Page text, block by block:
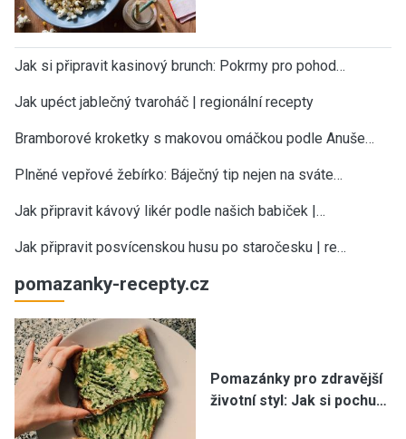
Jak si připravit kasinový brunch: Pokrmy pro pohod…
Jak upéct jablečný tvaroháč | regionální recepty
Bramborové kroketky s makovou omáčkou podle Anuše…
Plněné vepřové žebírko: Báječný tip nejen na sváte…
Jak připravit kávový likér podle našich babiček |…
Jak připravit posvícenskou husu po staročesku | re…
pomazanky-recepty.cz
Pomazánky pro zdravější
životní styl: Jak si pochu…